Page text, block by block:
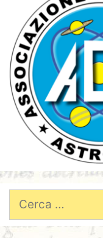
Ricerca
per: